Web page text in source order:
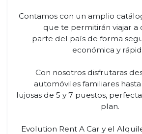
Contamos con un amplio
que te permitirán viajar a
parte del país de forma
económica y
Con nosotros disfrutaras
automóviles familiares
lujosas de 5 y 7 puestos,
plan.
Evolution Rent A Car y el